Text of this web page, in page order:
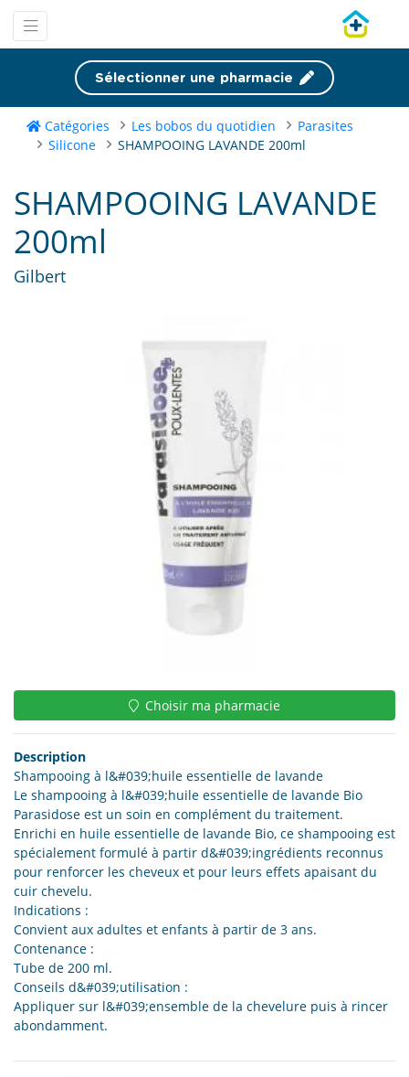
Sélectionner une pharmacie
Catégories Les bobos du quotidien
Parasites
Silicone
SHAMPOOING LAVANDE 200ml
SHAMPOOING LAVANDE
200ml
Gilbert
Choisir ma pharmacie
Description
Shampooing à l&#039;huile essentielle de lavande
Le shampooing à l&#039;huile essentielle de lavande Bio
Parasidose est un soin en complément du traitement.
Enrichi en huile essentielle de lavande Bio, ce shampooing est
spécialement formulé à partir d&#039;ingrédients reconnus
pour renforcer les cheveux et pour leurs effets apaisant du
cuir chevelu.
Indications :
Convient aux adultes et enfants à partir de 3 ans.
Contenance :
Tube de 200 ml.
Conseils d&#039;utilisation :
Appliquer sur l&#039;ensemble de la chevelure puis à rincer
abondamment.